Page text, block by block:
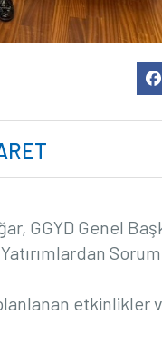
GGYD Genel
etkinlikler